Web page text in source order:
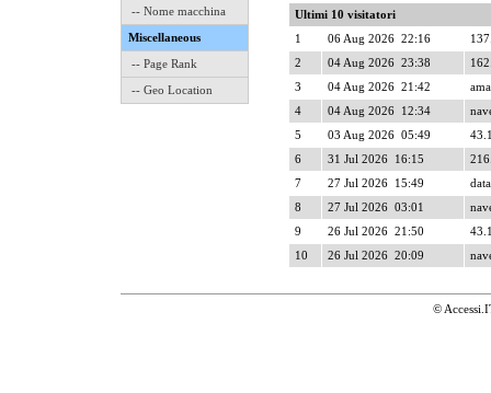
-- Nome macchina
Miscellaneous
-- Page Rank
-- Geo Location
Ultimi 10 visitatori
1
06 Aug 2026 22:16
2
04 Aug 2026 23:38
3
04 Aug 2026 21:42
4
04 Aug 2026 12:34
5
03 Aug 2026 05:49
6
31 Jul 2026 16:15
7
27 Jul 2026 15:49
8
27 Jul 2026 03:01
9
26 Jul 2026 21:50
10
26 Jul 2026 20:09
©